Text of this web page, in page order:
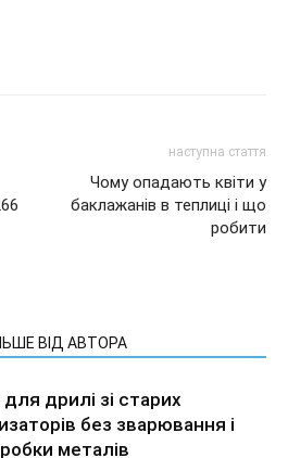
наступна стаття
Чому опадають квіти у
баклажанів в теплиці і що
робити
ВІД АВТОРА
для дрилі зі старих
без зварювання і
металів